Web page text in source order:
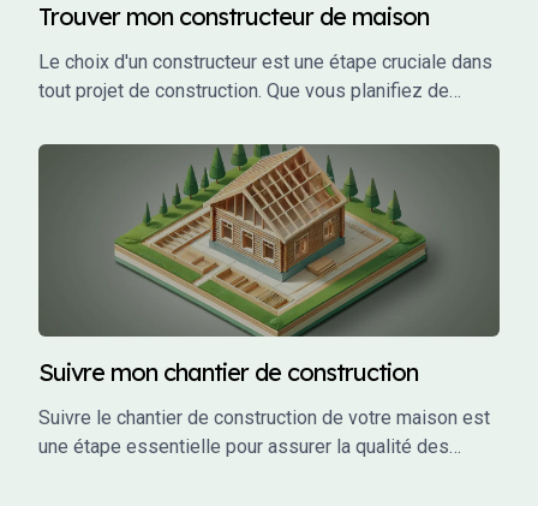
Trouver mon constructeur de maison
Le choix d'un constructeur est une étape cruciale dans
tout projet de construction. Que vous planifiez de
commercial, ou un investissement locatif, le bon
constructeur peut faire la différence entre un projet
réussi et un cauchemar.
Suivre mon chantier de construction
Suivre le chantier de construction de votre maison est
une étape essentielle pour assurer la qualité des